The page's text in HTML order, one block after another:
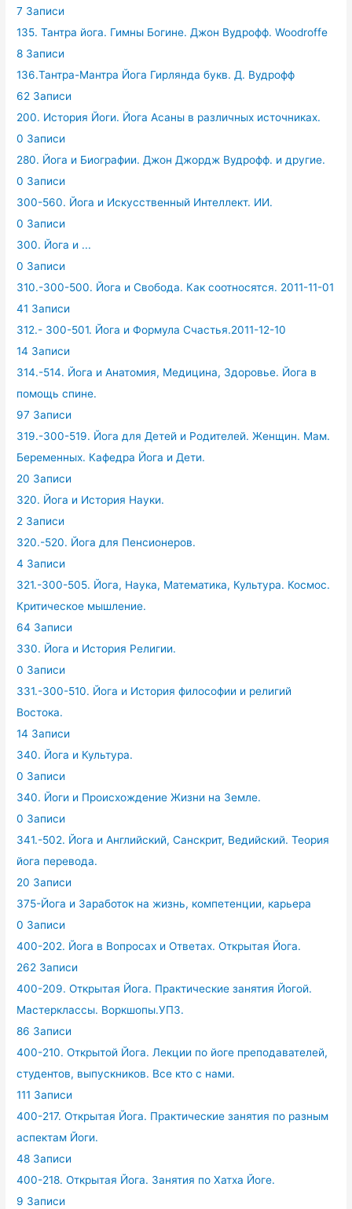
7 Записи
135. Тантра йога. Гимны Богине. Джон Вудрофф. Woodroffe
8 Записи
136.Тантра-Мантра Йога Гирлянда букв. Д. Вудрофф
62 Записи
200. История Йоги. Йога Асаны в различных источниках.
0 Записи
280. Йога и Биографии. Джон Джордж Вудрофф. и другие.
0 Записи
300-560. Йога и Искусственный Интеллект. ИИ.
0 Записи
300. Йога и ...
0 Записи
310.-300-500. Йога и Свобода. Как соотносятся. 2011-11-01
41 Записи
312.- 300-501. Йога и Формула Счастья.2011-12-10
14 Записи
314.-514. Йога и Анатомия, Медицина, Здоровье. Йога в
помощь спине.
97 Записи
319.-300-519. Йога для Детей и Родителей. Женщин. Мам.
Беременных. Кафедра Йога и Дети.
20 Записи
320. Йога и История Науки.
2 Записи
320.-520. Йога для Пенсионеров.
4 Записи
321.-300-505. Йога, Наука, Математика, Культура. Космос.
Критическое мышление.
64 Записи
330. Йога и История Религии.
0 Записи
331.-300-510. Йога и История философии и религий
Востока.
14 Записи
340. Йога и Культура.
0 Записи
340. Йоги и Происхождение Жизни на Земле.
0 Записи
341.-502. Йога и Английский, Санскрит, Ведийский. Теория
йога перевода.
20 Записи
375-Йога и Заработок на жизнь, компетенции, карьера
0 Записи
400-202. Йога в Вопросах и Ответах. Открытая Йога.
262 Записи
400-209. Открытая Йога. Практические занятия Йогой.
Мастерклассы. Воркшопы.УПЗ.
86 Записи
400-210. Открытой Йога. Лекции по йоге преподавателей,
студентов, выпускников. Все кто с нами.
111 Записи
400-217. Открытая Йога. Практические занятия по разным
аспектам Йоги.
48 Записи
400-218. Открытая Йога. Занятия по Хатха Йоге.
9 Записи